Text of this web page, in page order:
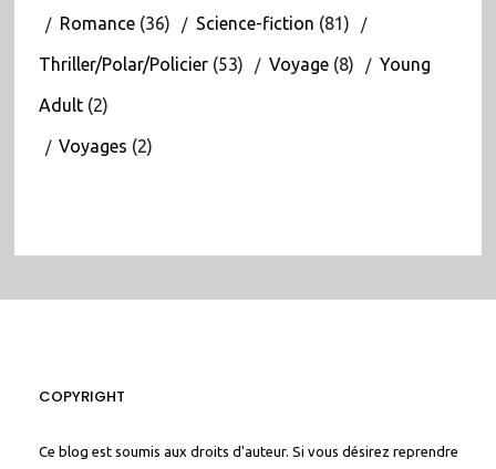
Romance(36) Science-fiction (81)
Thriller/Polar/Policier(53) Voyage(8) Young
Adult(2)
Voyages (2)
COPYRIGHT
Ce blog est soumis aux droits d'auteur. Si vous désirez reprendre